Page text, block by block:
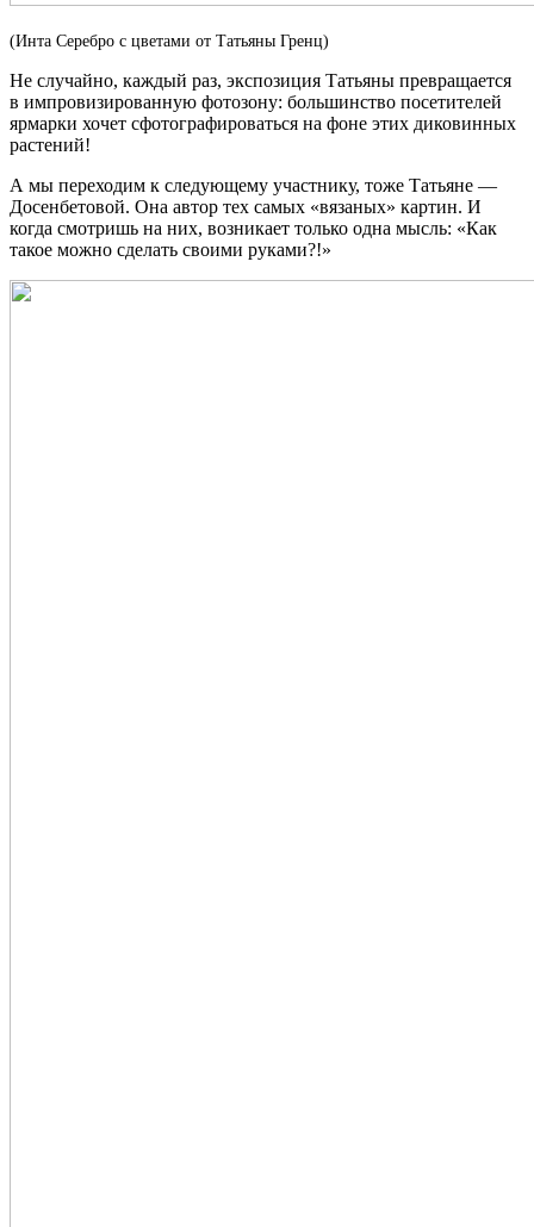
(Инта Серебро с цветами от Татьяны Гренц)
Не случайно, каждый раз, экспозиция Татьяны превращается
в импровизированную фотозону: большинство посетителей
ярмарки хочет сфотографироваться на фоне этих диковинных
растений!
А мы переходим к следующему участнику, тоже Татьяне —
Досенбетовой. Она автор тех самых «вязаных» картин. И
когда смотришь на них, возникает только одна мысль: «Как
такое можно сделать своими руками?!»